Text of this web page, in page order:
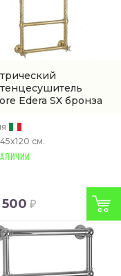
Edera SX бронза
45x120 см.